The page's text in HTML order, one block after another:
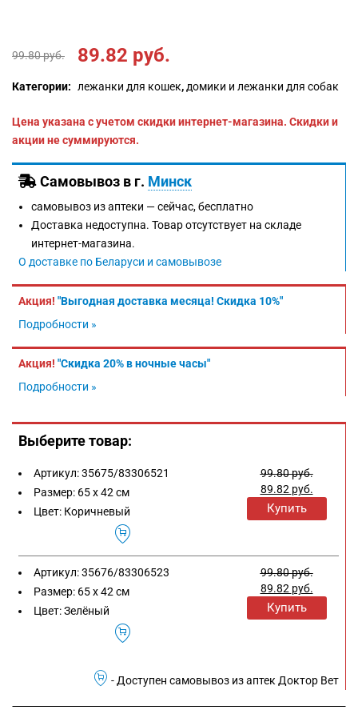
99.80руб. 89.82 руб.
Категории: лежанки для кошек, домики и лежанки для собак
Цена указана с учетом скидки интернет-магазина. Скидки и
акции не суммируются.
Самовывоз в г. Минск
самовывоз из аптеки —сейчас, бесплатно
Доставка недоступна. Товар отсутствует на складе
интернет-магазина.
О доставке по Беларуси и самовывозе
Акция! "Выгодная доставка месяца! Скидка 10%"
Подробности »
Акция! "Скидка 20% в ночные часы"
Подробности »
Выберите товар:
Артикул:35675/83306521
Размер: 65 х 42 см
Цвет: Коричневый
99.80руб.
89.82 руб.
Купить
Артикул:35676/83306523
Размер: 65 х 42 см
Цвет:Зелёный
99.80руб.
89.82 руб.
Купить
- Доступен самовывоз из аптек Доктор Вет